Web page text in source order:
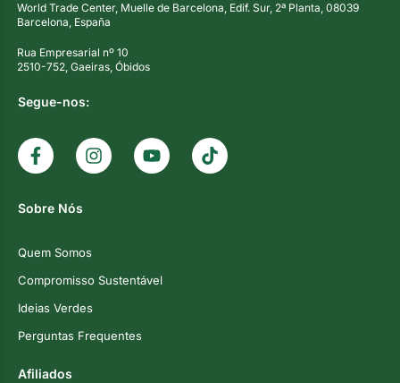
World Trade Center, Muelle de Barcelona, Edif. Sur, 2ª Planta, 08039
Barcelona, España
Rua Empresarial nº 10
2510-752, Gaeiras, Óbidos
Segue-nos:
Sobre Nós
Quem Somos
Compromisso Sustentável
Ideias Verdes
Perguntas Frequentes
Afiliados